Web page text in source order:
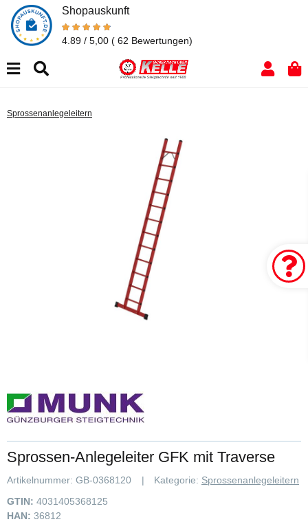
Shopauskunft
4.89 / 5,00 ( 62 Bewertungen)
Sprossenanlegeleitern
Sprossen-Anlegeleiter GFK mit Traverse
Artikelnummer: GB-0368120 Kategorie: Sprossenanlegeleitern
GTIN: 4031405368125
HAN: 36812